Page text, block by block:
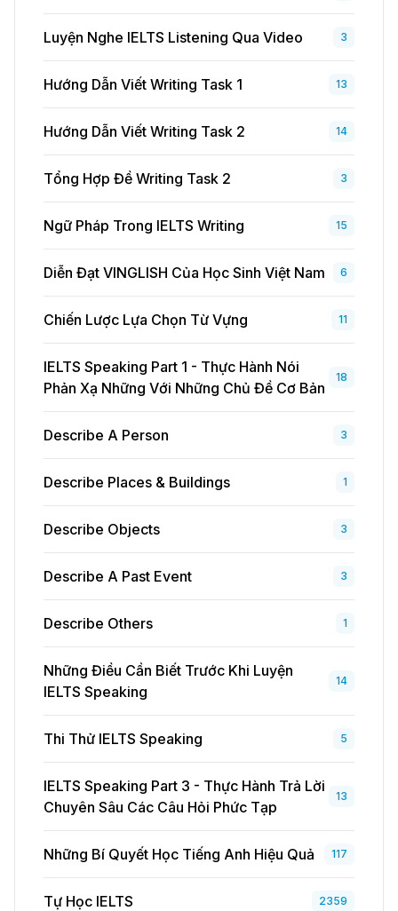
Luyện Nghe IELTS Listening Qua Video 3
Hướng Dẫn Viết Writing Task 1 13
Hướng Dẫn Viết Writing Task 2 14
Tổng Hợp Đề Writing Task 2 3
Ngữ Pháp Trong IELTS Writing 15
Diễn Đạt VINGLISH Của Học Sinh Việt Nam 6
Chiến Lược Lựa Chọn Từ Vựng 11
IELTS Speaking Part 1 - Thực Hành Nói
Phản Xạ Những Với Những Chủ Đề Cơ Bản
18
Describe A Person 3
Describe Places & Buildings 1
Describe Objects 3
Describe A Past Event 3
Describe Others 1
Những Điều Cần Biết Trước Khi Luyện
IELTS Speaking
14
Thi Thử IELTS Speaking 5
IELTS Speaking Part 3 - Thực Hành Trả Lời
Chuyên Sâu Các Câu Hỏi Phức Tạp
13
Những Bí Quyết Học Tiếng Anh Hiệu Quả 117
Tự Học IELTS 2359